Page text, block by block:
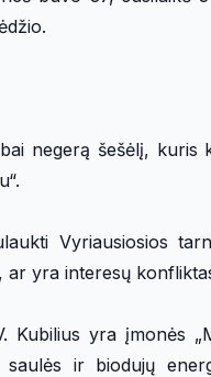
negerą šešėlį, kuris
Vyriausiosios
ar yra interesų
Kubilius yra įmonės
ir biodujų